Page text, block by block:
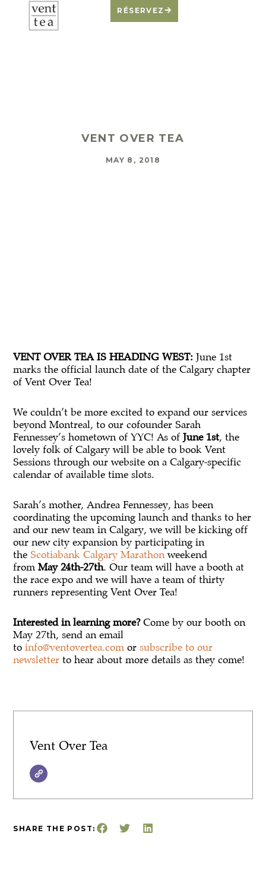
RÉSERVEZ
VENT OVER TEA
MAY 8, 2018
VENT OVER TEA IS HEADING WEST: June 1st
marks the official launch date of the Calgary chapter
of Vent Over Tea!
We couldn’t be more excited to expand our services
beyond Montreal, to our cofounder Sarah
Fennessey’s hometown of YYC! As ofJune 1st, the
lovely folk of Calgary will be able to book Vent
Sessions through our website on a Calgary-specific
calendar of available time slots.
Sarah’s mother, Andrea Fennessey, has been
coordinating the upcoming launch and thanks to her
and our new team in Calgary, we will be kicking off
our new city expansion by participating in
the Scotiabank Calgary Marathonweekend
fromMay 24th-27th. Our team will have a booth at
the race expo and we will have a team of thirty
runners representing Vent Over Tea!
Interested in learning more?Come by our booth on
May 27th, send an email
toinfo@ventovertea.com orsubscribe to our
newsletter to hear about more details as they come!
Vent Over Tea
SHARE THE POST: